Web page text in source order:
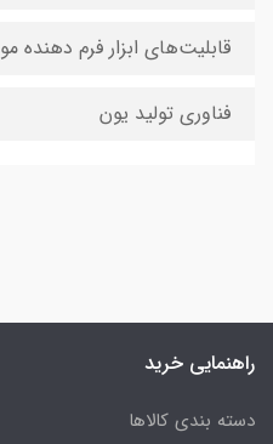
قابلیت‌های ابزار فرم دهنده مو
فناوری تولید یون
راهنمایی خرید
دسته بندی کالاها